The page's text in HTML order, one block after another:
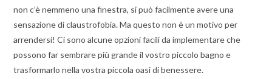
non c’è nemmeno una finestra, si può facilmente avere una
sensazione di claustrofobia. Ma questo non è un motivo per
arrendersi! Ci sono alcune opzioni facili da implementare che
possono far sembrare più grande il vostro piccolo bagno e
trasformarlo nella vostra piccola oasi di benessere.